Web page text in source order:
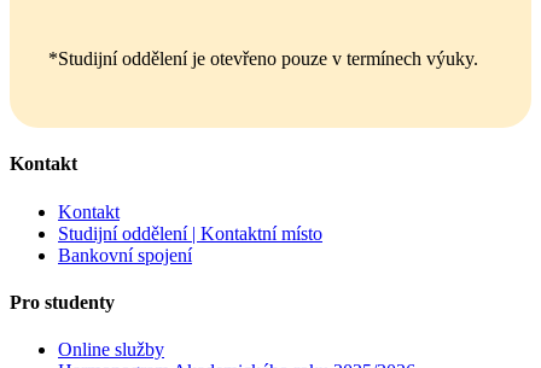
*Studijní oddělení je otevřeno pouze v termínech výuky.
Kontakt
Kontakt
Studijní oddělení | Kontaktní místo
Bankovní spojení
Pro studenty
Online služby